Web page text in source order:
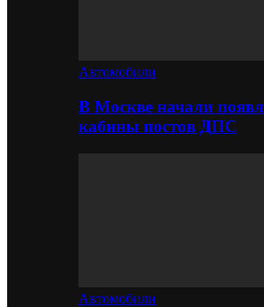
Автомобили
В Москве начали
кабины постов ДПС
Автомобили